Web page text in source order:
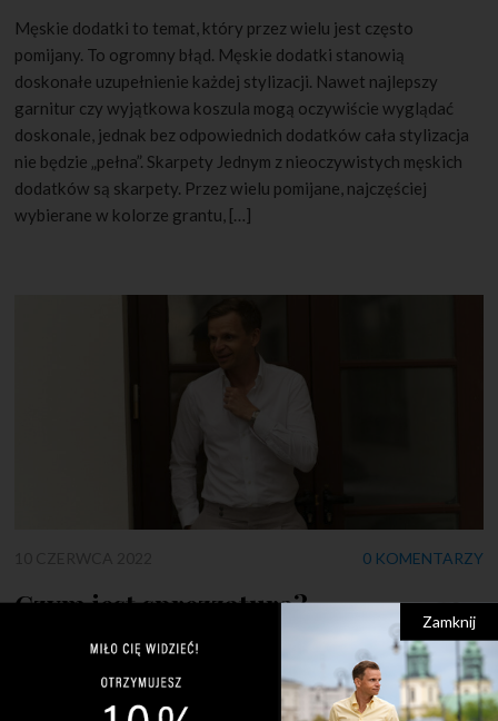
Męskie dodatki to temat, który przez wielu jest często
pomijany. To ogromny błąd. Męskie dodatki stanowią
doskonałe uzupełnienie każdej stylizacji. Nawet najlepszy
garnitur czy wyjątkowa koszula mogą oczywiście wyglądać
doskonale, jednak bez odpowiednich dodatków cała stylizacja
nie będzie „pełna”. Skarpety Jednym z nieoczywistych męskich
dodatków są skarpety. Przez wielu pomijane, najczęściej
wybierane w kolorze grantu, […]
0 KOMENTARZY
Czym jest sprezzatura?
Pozornie źle zawiązany krawat? Rozpięte mankiety? Czy to
błędy? Nie! To sprezzatura! Wiele osób często pyta mnie –
czym jest sprezzatura? Wyjaśnienie tego pojęcia jest
Zamknij